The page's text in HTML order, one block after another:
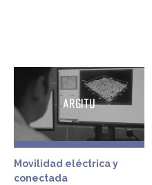
Movilidad eléctrica y
conectada